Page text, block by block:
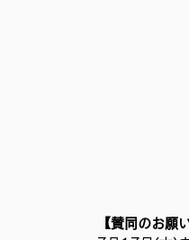
【賛同のお願い